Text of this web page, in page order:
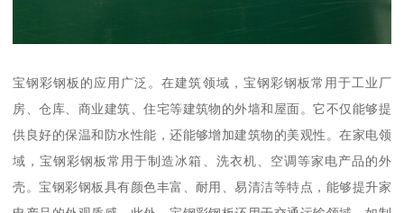
宝钢彩钢板的应用广泛。在建筑领域，宝钢彩钢板常用于工业厂
房、仓库、商业建筑、住宅等建筑物的外墙和屋面。它不仅能够提
供良好的保温和防水性能，还能够增加建筑物的美观性。在家电领
域，宝钢彩钢板常用于制造冰箱、洗衣机、空调等家电产品的外
壳。宝钢彩钢板具有颜色丰富、耐用、易清洁等特点，能够提升家